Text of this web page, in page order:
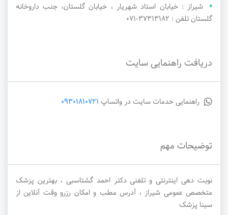
شیراز : خیابان استاد شهریار ، خیابان گلستان، جنب داروخانه
گلستان تلفن : ۳۷۳۱۳۱۸۲-071
دریافت راهنمایی سایت
راهنمایی خدمات سایت در واتساپ 09301810721
توضیحات مهم
نوبت دهی اینترنتی و تلفنی دکتر احمد گشتاسبی ، بهترین پزشک
متخصص عمومی شیراز ، آدرس مطب و امکان رزرو وقت آنلاین از
سینا پزشک